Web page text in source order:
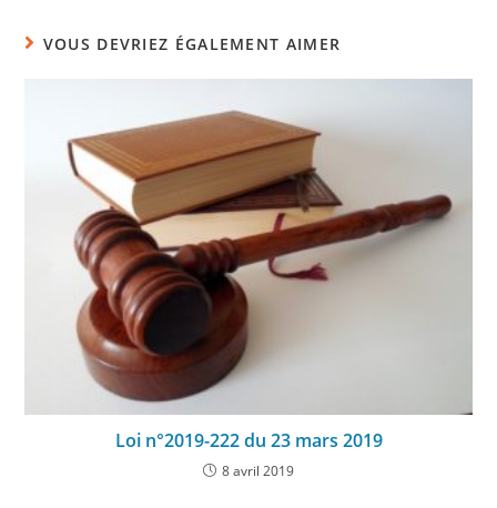
VOUS DEVRIEZ ÉGALEMENT AIMER
Loi n°2019-222 du 23 mars 2019
8 avril 2019